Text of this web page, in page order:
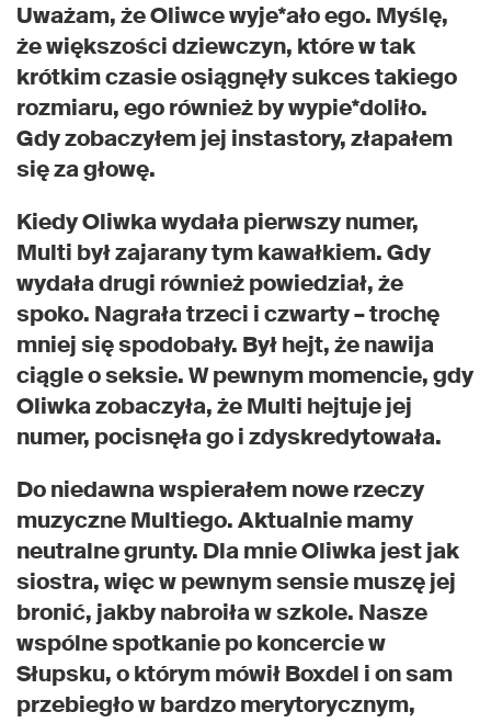
Uważam, że Oliwce wyje*ało ego. Myślę,
że większości dziewczyn, które w tak
krótkim czasie osiągnęły sukces takiego
rozmiaru, ego również by wypie*doliło.
Gdy zobaczyłem jej instastory, złapałem
się za głowę.
Kiedy Oliwka wydała pierwszy numer,
Multi był zajarany tym kawałkiem. Gdy
wydała drugi również powiedział, że
spoko. Nagrała trzeci i czwarty – trochę
mniej się spodobały. Był hejt, że nawija
ciągle o seksie. W pewnym momencie, gdy
Oliwka zobaczyła, że Multi hejtuje jej
numer, pocisnęła go i zdyskredytowała.
Do niedawna wspierałem nowe rzeczy
muzyczne Multiego. Aktualnie mamy
neutralne grunty. Dla mnie Oliwka jest jak
siostra, więc w pewnym sensie muszę jej
bronić, jakby nabroiła w szkole. Nasze
wspólne spotkanie po koncercie w
Słupsku, o którym mówił Boxdel i on sam
przebiegło w bardzo merytorycznym,